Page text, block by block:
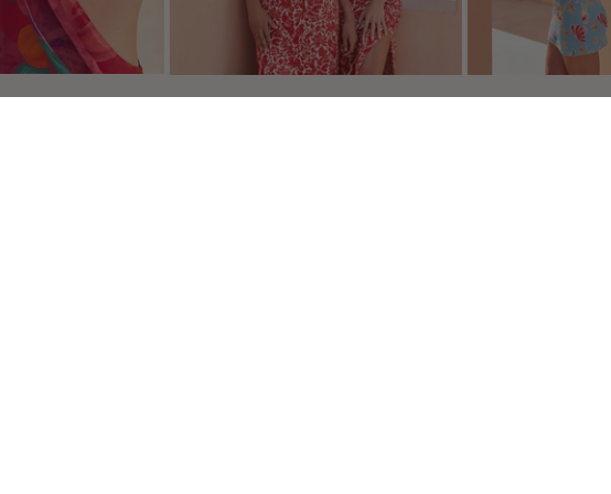
avec les réglementations. Personnalisez vos préférences pour